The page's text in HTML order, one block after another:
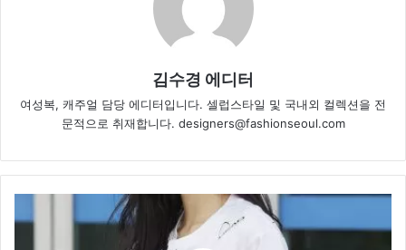
김수경 에디터
여성복, 캐주얼 담당 에디터입니다. 셀럽스타일 및 국내외 컬렉션을 전
문적으로 취재합니다. designers@fashionseoul.com
미